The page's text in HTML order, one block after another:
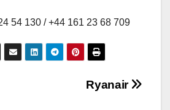
54 130 / +44 161 23 68 709
Ryanair